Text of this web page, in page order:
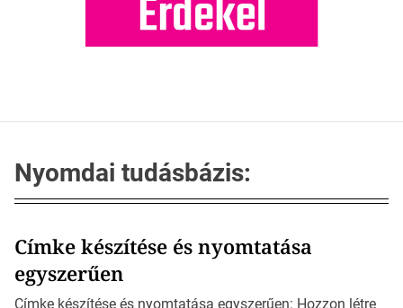
Nyomdai tudásbázis:
Címke készítése és nyomtatása
egyszerűen
Címke készítése és nyomtatása egyszerűen: Hozzon létre